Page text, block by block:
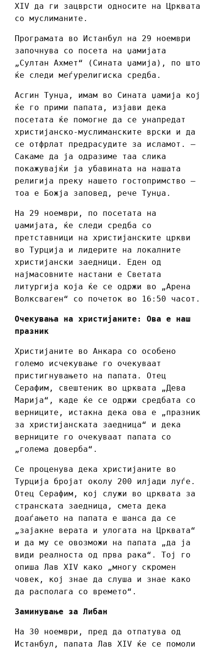
XIV да ги зацврсти односите на Црквата
со муслиманите.
Програмата во Истанбул на 29 ноември
започнува со посета на џамијата
„Султан Ахмет“ (Сината џамија), по што
ќе следи меѓурелигиска средба.
Асгин Тунџа, имам во Сината џамија кој
ќе го прими папата, изјави дека
посетата ќе помогне да се унапредат
христијанско-муслиманските врски и да
се отфрлат предрасудите за исламот. –
Сакаме да ја одразиме таа слика
покажувајќи ја убавината на нашата
религија преку нашето гостопримство —
тоа е Божја заповед, рече Тунџа.
На 29 ноември, по посетата на
џамијата, ќе следи средба со
претставници на христијанските цркви
во Турција и лидерите на локалните
христијански заедници. Еден од
најмасовните настани е Светата
литургија која ќе се одржи во „Арена
Волксваген“ со почеток во 16:50 часот.
Очекувања на христијаните: Ова е наш
празник
Христијаните во Анкара со особено
големо исчекување го очекуваат
пристигнувањето на папата. Отец
Серафим, свештеник во црквата „Дева
Марија“, каде ќе се одржи средбата со
верниците, истакна дека ова е „празник
за христијанската заедница“ и дека
верниците го очекуваат папата со
„голема доверба“.
Се проценува дека христијаните во
Турција бројат околу 200 илјади луѓе.
Отец Серафим, кој служи во црквата за
странската заедница, смета дека
доаѓањето на папата е шанса да се
„зајакне верата и улогата на Црквата“
и да му се овозможи на папата „да ја
види реалноста од прва рака“. Тој го
опиша Лав XIV како „многу скромен
човек, кој знае да слуша и знае како
да располага со времето“.
Заминување за Либан
На 30 ноември, пред да отпатува од
Истанбул, папата Лав XIV ќе се помоли